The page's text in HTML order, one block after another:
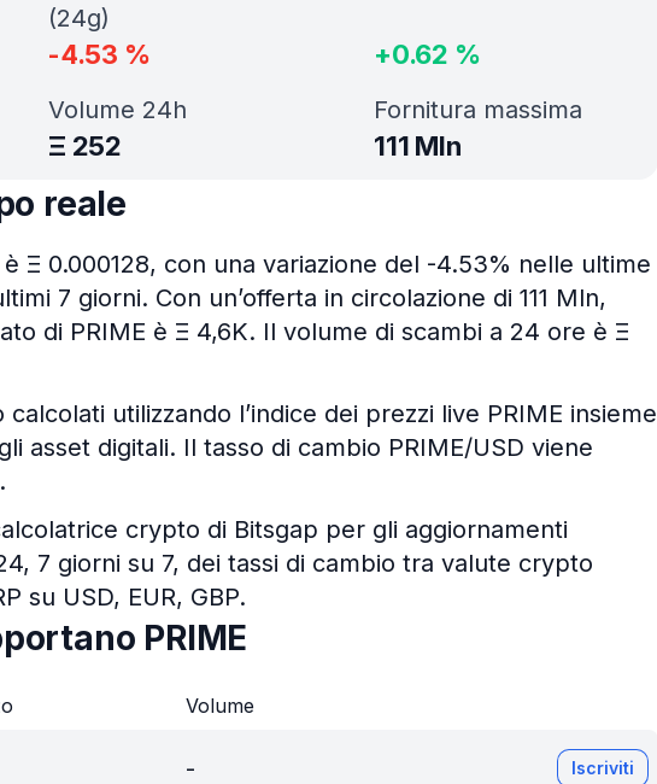
(24g)
-4.53 % +0.62 %
Volume 24h
Ξ 252
Fornitura massima
111 Mln
reale
Ξ 0.000128, con una variazione del -4.53% nelle ultime
7 giorni. Con un’offerta in circolazione di 111 Mln,
di PRIME è Ξ 4,6K. Il volume di scambi a 24 ore è Ξ
utilizzando l’indice dei prezzi live PRIME insieme
asset digitali. Il tasso di cambio PRIME/USD viene
crypto di Bitsgap per gli aggiornamenti
7 giorni su 7, dei tassi di cambio tra valute crypto
su USD, EUR, GBP.
PRIME
Volume
- Iscriviti